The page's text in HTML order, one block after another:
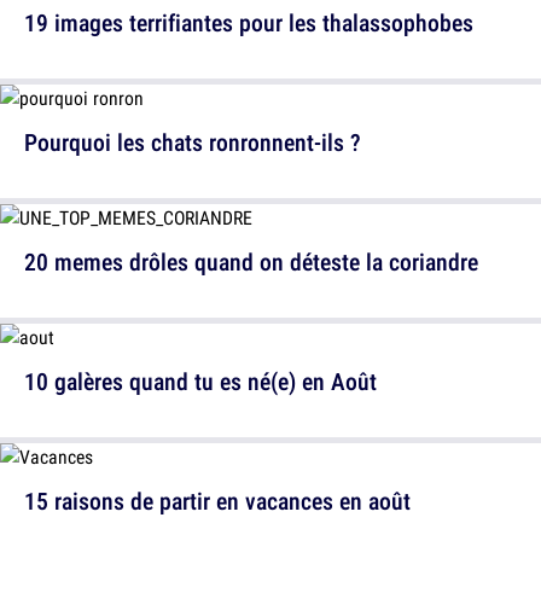
Pourquoi les chats ronronnent-ils ?
10 galères quand tu es né(e) en Août
19 images terrifiantes pour les thalassophobes
20 memes drôles quand on déteste la coriandre
15 raisons de partir en vacances en août